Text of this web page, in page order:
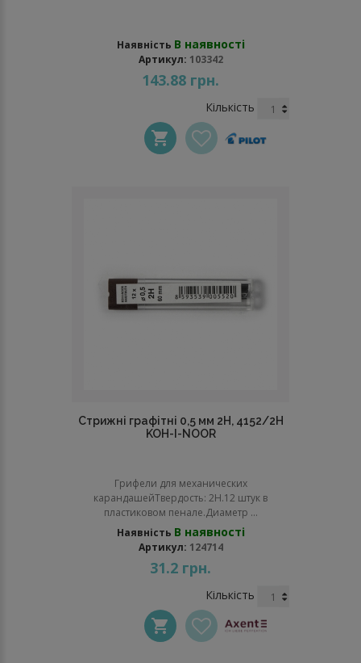
Наявність В наявності
Артикул: 103342
143.88 грн.
Кількість
Стрижні графітні 0,5 мм 2Н, 4152/2Н
KOH-I-NOOR
Грифели для механических
карандашейТвердость: 2Н.12 штук в
пластиковом пенале.Диаметр ...
Наявність В наявності
Артикул: 124714
31.2 грн.
Кількість